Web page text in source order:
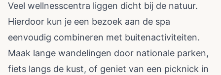
Veel wellnesscentra liggen dicht bij de natuur.
Hierdoor kun je een bezoek aan de spa
eenvoudig combineren met buitenactiviteiten.
Maak lange wandelingen door nationale parken,
fiets langs de kust, of geniet van een picknick in